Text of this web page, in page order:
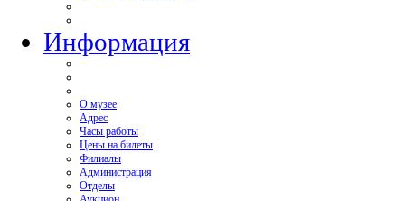
Информация
О музее
Адрес
Часы работы
Цены на билеты
Филиалы
Администрация
Отделы